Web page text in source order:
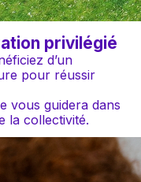
privilégié
d’un
pour réussir
vous guidera dans
la collectivité.